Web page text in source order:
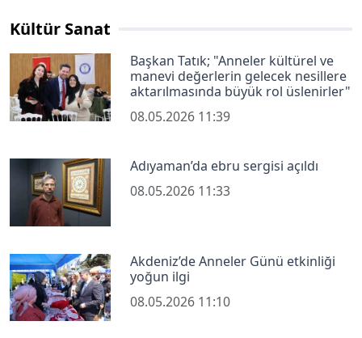
Kültür Sanat
Başkan Tatık; "Anneler kültürel ve
manevi değerlerin gelecek nesillere
aktarılmasında büyük rol üslenirler"
08.05.2026 11:39
Adıyaman’da ebru sergisi açıldı
08.05.2026 11:33
Akdeniz’de Anneler Günü etkinliği
yoğun ilgi
08.05.2026 11:10